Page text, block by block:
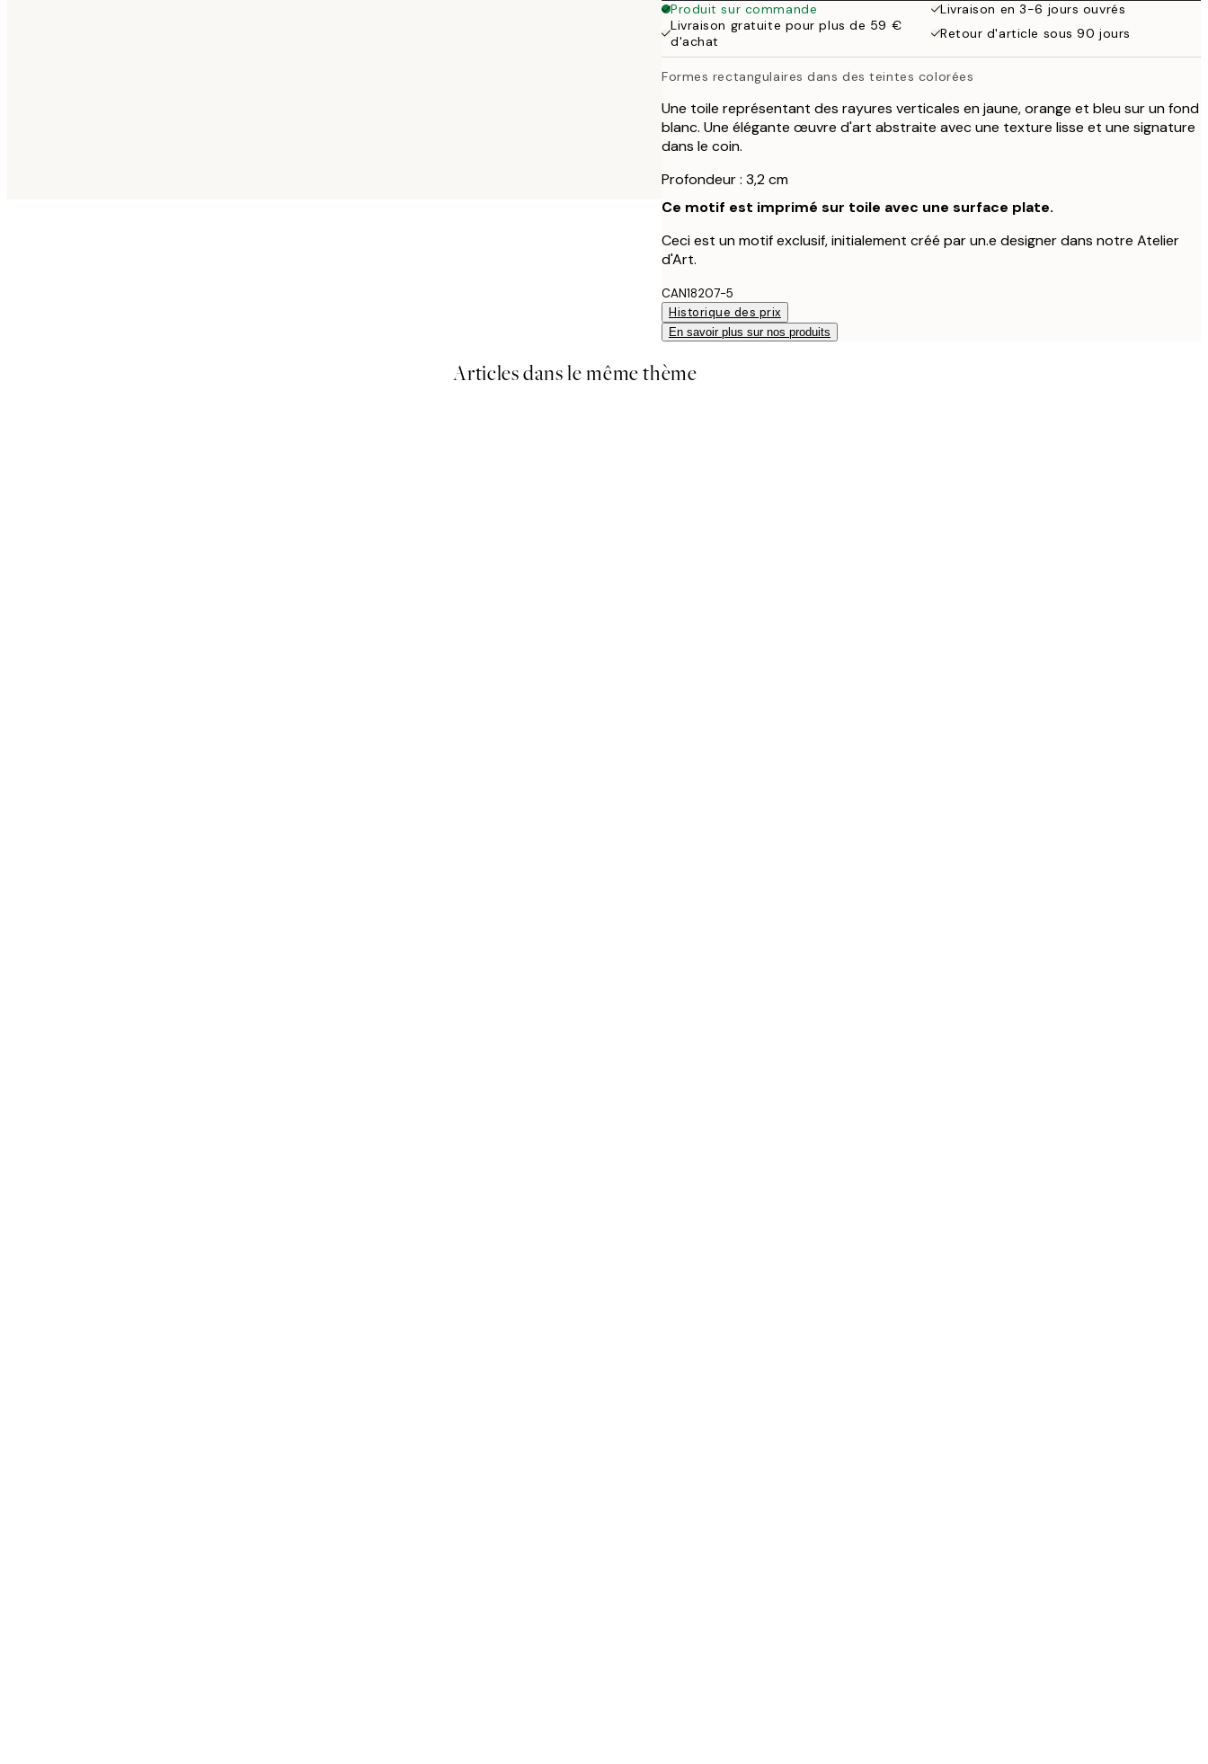
Produit sur commande
Livraison en 3-6 jours ouvrés
Livraison gratuite pour plus de 59 €
d'achat
Retour d'article sous 90 jours
Formes rectangulaires dans des teintes colorées
Une toile représentant des rayures verticales en jaune, orange et bleu sur un fond
blanc. Une élégante œuvre d'art abstraite avec une texture lisse et une signature
dans le coin.
Profondeur : 3,2 cm
Ce motif est imprimé sur toile avec une surface plate.
Ceci est un motif exclusif, initialement créé par un.e designer dans notre Atelier
d'Art.
CAN18207-5
Historique des prix
En savoir plus sur nos produits
Articles dans le même thème